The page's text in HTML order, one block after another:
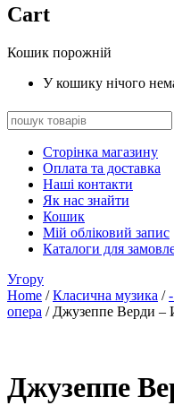
Cart
Кошик порожній
У кошику нічого
Сторінка магазину
Оплата та доставка
Наші контакти
Як нас знайти
Кошик
Мій обліковий запис
Каталоги для
Угору
Home /Класична музика /
опера / Джузеппе Верди –
Джузеппе